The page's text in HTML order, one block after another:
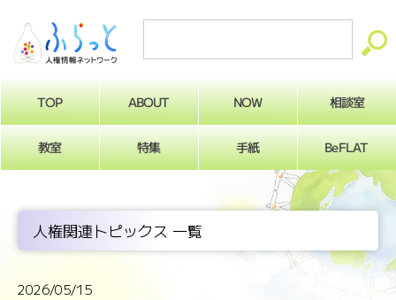
TOP ABOUT NOW 相談室
教室 特集 手紙 BeFLAT
人権関連トピックス 一覧
2026/05/15